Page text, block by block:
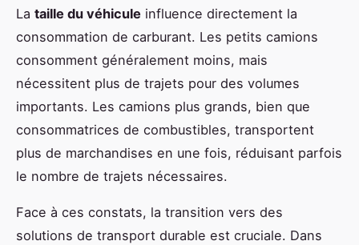
La taille du véhicule influence directement la
consommation de carburant. Les petits camions
consomment généralement moins, mais
nécessitent plus de trajets pour des volumes
importants. Les camions plus grands, bien que
consommatrices de combustibles, transportent
plus de marchandises en une fois, réduisant parfois
le nombre de trajets nécessaires.
Face à ces constats, la transition vers des
solutions de transport durable est cruciale. Dans